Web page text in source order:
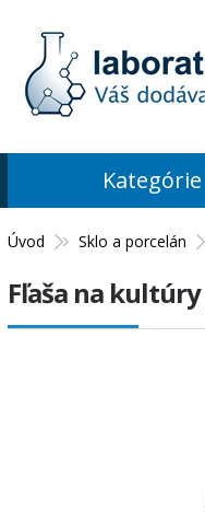
Úvod Sklo a porcelán
Fľaša na
Kategórie